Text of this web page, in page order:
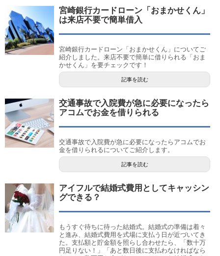
宮崎銀行カードローン「おまかせくん」
は来店不要で簡単借入
宮崎銀行カードローン「おまかせくん」についてご
紹介しました。来店不要で簡単に借りられる「おま
かせくん」を要チェックです！
記事を読む
交通事故で入院費が急に必要になったら
アコムでお金を借りられる
交通事故で入院費が急に必要になったらアコムでお
金を借りられるについてご紹介します。
記事を読む
アイフルで結婚式費用としてキャッシン
グできる？
もうすぐ待ちに待った結婚式。結婚式の準備は着々
と進み、結婚式費用を式場に支払う日が近づいてき
た。支払額と貯金額を照らし合わせたら、「数十万
円足りない！」「あと数日後に支払わなければなら